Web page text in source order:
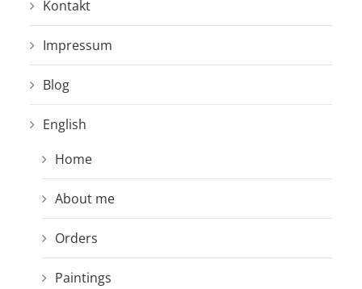
Kontakt
Impressum
Blog
English
Home
About me
Orders
Paintings